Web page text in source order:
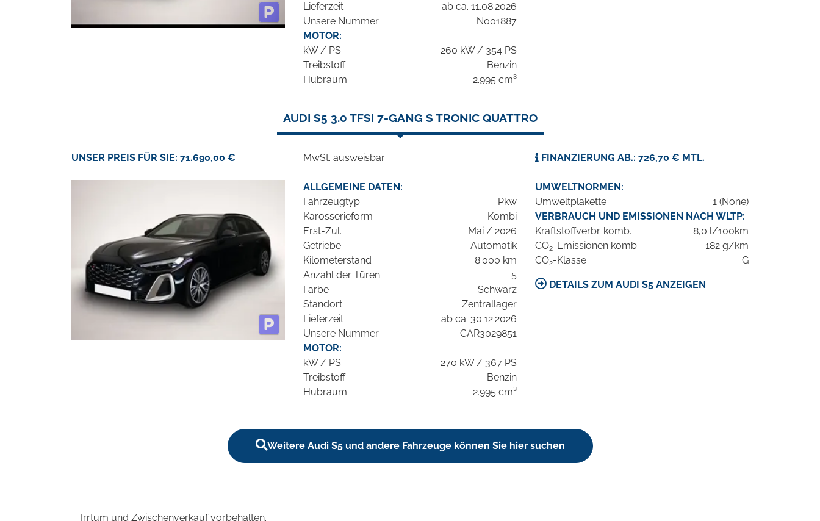
Lieferzeit
ab ca. 11.08.2026
Unsere Nummer
N001887
MOTOR:
kW / PS
260 kW / 354 PS
Treibstoff
Benzin
Hubraum
2.995 cm³
AUDI S5 3.0 TFSI 7-GANG S TRONIC QUATTRO
UNSER PREIS FÜR SIE: 71.690,00 € MwSt. ausweisbar FINANZIERUNG AB.: 726,70 € MTL.
ALLGEMEINE DATEN:
Fahrzeugtyp
Pkw
Karosserieform
Kombi
Erst-Zul.
Mai / 2026
Getriebe
Automatik
Kilometerstand
8.000 km
Anzahl der Türen
5
Farbe
Schwarz
Standort
Zentrallager
Lieferzeit
ab ca. 30.12.2026
Unsere Nummer
CAR3029851
MOTOR:
kW / PS
270 kW / 367 PS
Treibstoff
Benzin
Hubraum
2.995 cm³
UMWELTNORMEN:
Umweltplakette
1 (None)
VERBRAUCH UND EMISSIONEN NACH WLTP:
Kraftstoffverbr. komb.
8,0 l/100km
CO2-Emissionen komb.
182 g/km
CO2-Klasse G
DETAILS ZUM AUDI S5 ANZEIGEN
Weitere Audi S5 und andere Fahrzeuge können Sie hier suchen
Irrtum und Zwischenverkauf vorbehalten.